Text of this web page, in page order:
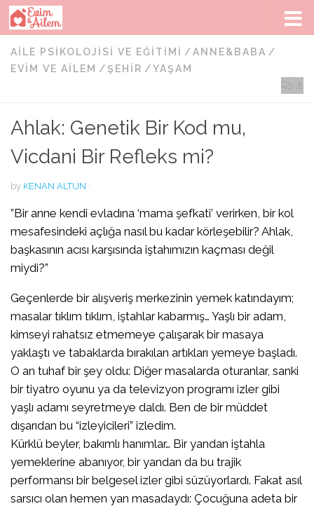
Skip to content
AILE PSIKOLOJISI VE EĞITIMI /ANNE&BABA /
EVIM VE AILEM /ŞEHIR /YAŞAM
Ahlak: Genetik Bir Kod mu,
Vicdani Bir Refleks mi?
by KENAN ALTUN ·
​”Bir anne kendi evladına ‘mama şefkati’ verirken, bir kol
mesafesindeki açlığa nasıl bu kadar körleşebilir? Ahlak,
başkasının acısı karşısında iştahımızın kaçması değil
miydi?”
​Geçenlerde bir alışveriş merkezinin yemek katındayım;
masalar tıklım tıklım, iştahlar kabarmış… Yaşlı bir adam,
kimseyi rahatsız etmemeye çalışarak bir masaya
yaklaştı ve tabaklarda bırakılan artıkları yemeye başladı.
O an tuhaf bir şey oldu: Diğer masalarda oturanlar, sanki
bir tiyatro oyunu ya da televizyon programı izler gibi
yaşlı adamı seyretmeye daldı. Ben de bir müddet
dışarıdan bu “izleyicileri” izledim.
​Kürklü beyler, bakımlı hanımlar… Bir yandan iştahla
yemeklerine abanıyor, bir yandan da bu trajik
performansı bir belgesel izler gibi süzüyorlardı. Fakat asıl
sarsıcı olan hemen yan masadaydı: Çocuğuna adeta bir